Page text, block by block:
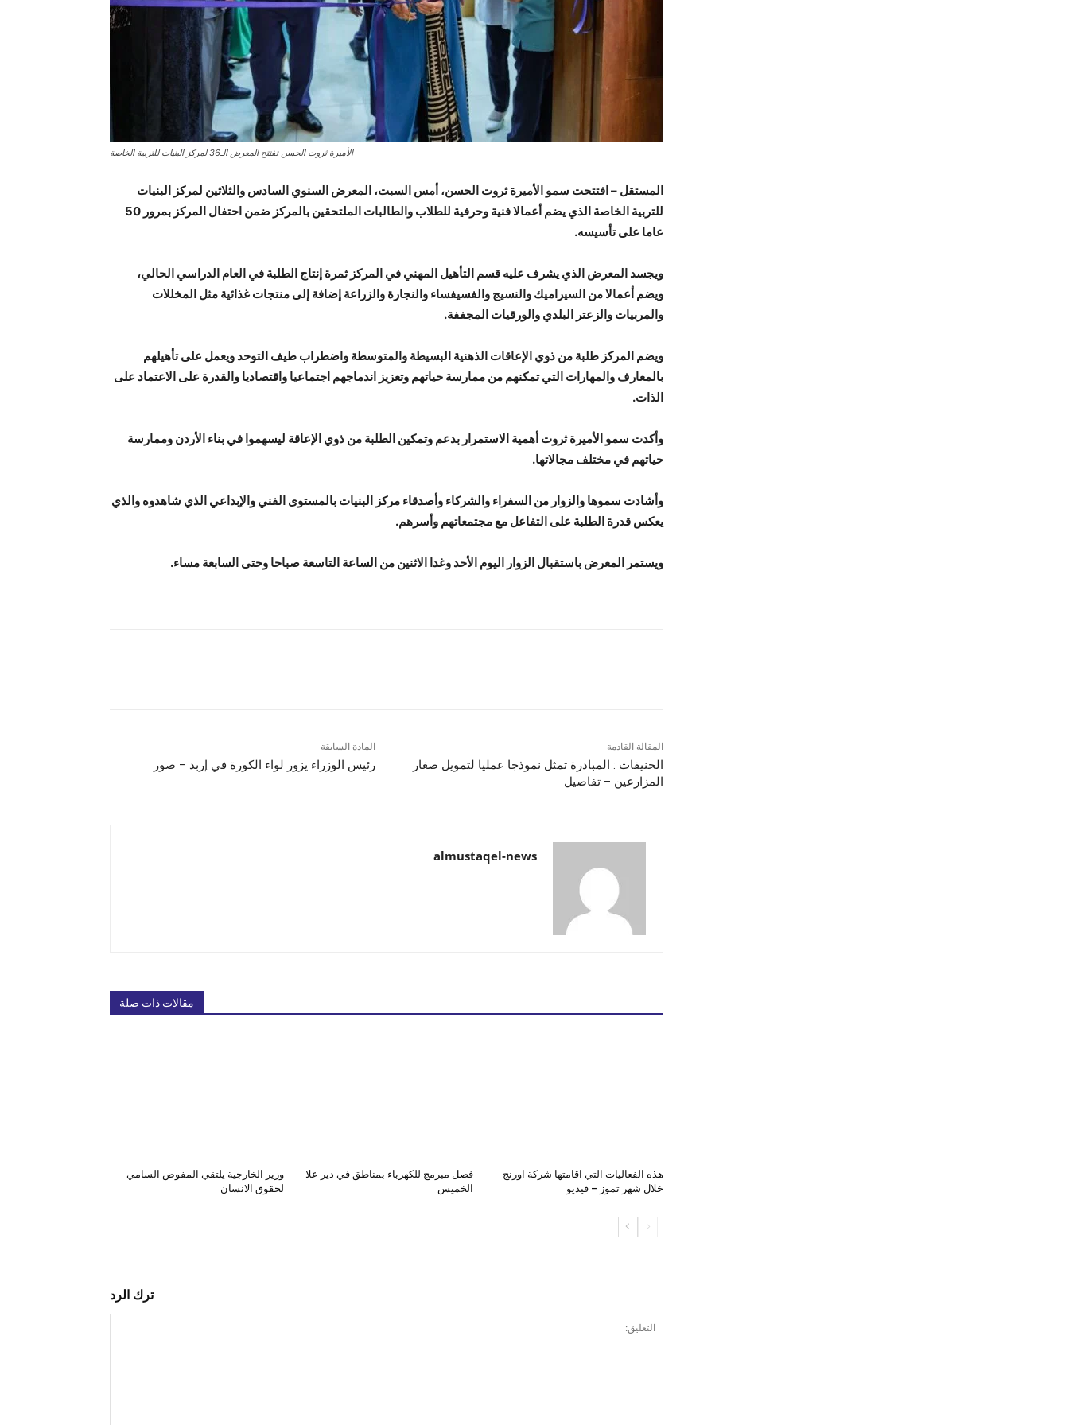
الأميرة ثروت الحسن تفتتح المعرض الـ36 لمركز البنيات للتربية الخاصة
المستقل – افتتحت سمو الأميرة ثروت الحسن، أمس السبت، المعرض السنوي السادس والثلاثين لمركز البنيات
للتربية الخاصة الذي يضم أعمالا فنية وحرفية للطلاب والطالبات الملتحقين بالمركز ضمن احتفال المركز بمرور 50
عاما على تأسيسه.
ويجسد المعرض الذي يشرف عليه قسم التأهيل المهني في المركز ثمرة إنتاج الطلبة في العام الدراسي الحالي،
ويضم أعمالا من السيراميك والنسيج والفسيفساء والنجارة والزراعة إضافة إلى منتجات غذائية مثل المخللات
والمربيات والزعتر البلدي والورقيات المجففة.
ويضم المركز طلبة من ذوي الإعاقات الذهنية البسيطة والمتوسطة واضطراب طيف التوحد ويعمل على تأهيلهم
بالمعارف والمهارات التي تمكنهم من ممارسة حياتهم وتعزيز اندماجهم اجتماعيا واقتصاديا والقدرة على الاعتماد على
الذات.
وأكدت سمو الأميرة ثروت أهمية الاستمرار بدعم وتمكين الطلبة من ذوي الإعاقة ليسهموا في بناء الأردن وممارسة
حياتهم في مختلف مجالاتها.
وأشادت سموها والزوار من السفراء والشركاء وأصدقاء مركز البنيات بالمستوى الفني والإبداعي الذي شاهدوه والذي
يعكس قدرة الطلبة على التفاعل مع مجتمعاتهم وأسرهم.
ويستمر المعرض باستقبال الزوار اليوم الأحد وغدا الاثنين من الساعة التاسعة صباحا وحتى السابعة مساء.
المادة السابقة
رئيس الوزراء يزور لواء الكورة في إربد – صور
المقالة القادمة
الحنيفات : المبادرة تمثل نموذجا عمليا لتمويل صغار
المزارعين – تفاصيل
almustaqel-news
مقالات ذات صلة
هذه الفعاليات التي اقامتها شركة اورنج
خلال شهر تموز – فيديو
فصل مبرمج للكهرباء بمناطق في دير علا
الخميس
وزير الخارجية يلتقي المفوض السامي
لحقوق الانسان
ترك الرد